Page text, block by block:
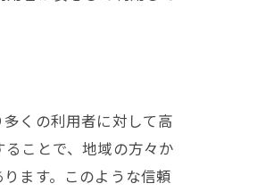
くの利用者に対して高
ことで、地域の方々か
ます。このような信頼